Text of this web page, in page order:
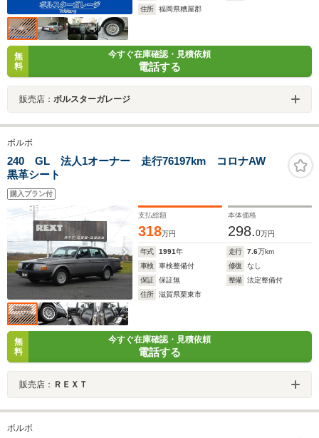
住所
福岡県糟屋郡
無
料
今すぐ在庫確認・見積依頼
電話する
販売店： ボルスターガレージ
ボルボ
240 GL 法人1オーナー 走行76197km コロナAW
黒革シート
購入プラン付
支払総額
318万円
本体価格
298.0万円
年式 1991年 走行 7.6万km
車検
車検整備付 修復
なし
保証
保証無 整備
法定整備付
住所
滋賀県栗東市
無
料
今すぐ在庫確認・見積依頼
電話する
販売店： ＲＥＸＴ
ボルボ